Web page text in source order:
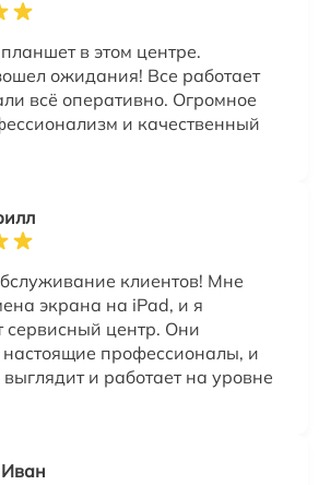
в этом центре.
ожидания! Все работает
всё оперативно. Огромное
и качественный
клиентов! Мне
экрана на iPad, и я
сервисный центр. Они
профессионалы, и
и работает на уровне